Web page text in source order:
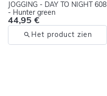
JOGGING - DAY TO NIGHT 608
- Hunter green
44,95 €
Het product zien